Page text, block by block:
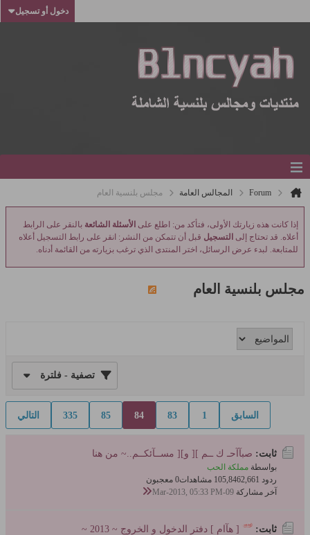
دخول أو تسجيل
Forum المجالس العامة مجلس بلنسية العام
إذا كانت هذه زيارتك الأولى، فتأكد من: اطلع على الأسئلة الشائعة بالنقر على الرابط
أعلاه. قد تحتاج إلى التسجيل قبل أن تتمكن من النشر: انقر على رابط التسجيل أعلاه
للمتابعة. لبدء عرض الرسائل، اختر المنتدى الذي ترغب بزيارته من القائمة أدناه.
مجلس بلنسية العام
تصفية - فلترة
السابق 1
83
84
85
335 التالي
ثابت: صبآآحـ ك ــم ][ و][ مســآئكــم..~ من هنا
بواسطة مملكة الحب
ردود 2,661
105,846 مشاهدات
0 معجبون
آخر مشاركة 09-Mar-2013, 05:33 PM
ثابت: [ هآام ] دفتر الدخول و الخروج ~ 2013 ~